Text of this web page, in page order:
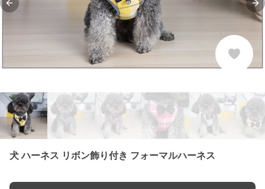
Previous slide
犬 ハーネス リボン飾り付き フォーマルハーネス